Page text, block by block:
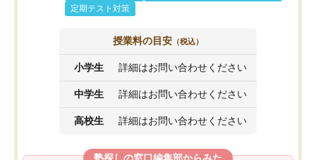
定期テスト対策
授業料の目安 （税込）
小学生 詳細はお問い合わせください
中学生 詳細はお問い合わせください
高校生 詳細はお問い合わせください
塾探しの窓口編集部からみた